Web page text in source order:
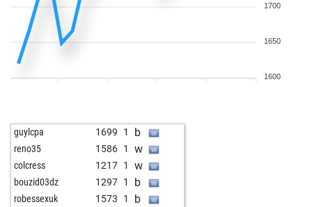
1700
1650
1600
guylcpa 1699 1 b
reno35 1586 1 w
colcress 1217 1 w
bouzid03dz 1297 1 b
robessexuk 1573 1 b